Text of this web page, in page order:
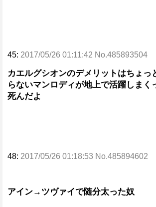
45: 2017/05/26 01:11:42 No.485893504
カエルグシオンのデメリットはちょっ
らないマンロディが地上で活躍しまく
死んだよ
48: 2017/05/26 01:18:53 No.485894602
アイン→ツヴァイで随分太った奴